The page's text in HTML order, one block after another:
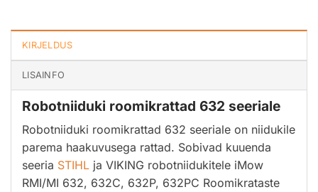
KIRJELDUS
LISAINFO
Robotniiduki roomikrattad 632 seeriale
Robotniiduki roomikrattad 632 seeriale on niidukile
parema haakuvusega rattad. Sobivad kuuenda
seeria STIHL ja VIKING robotniidukitele iMow
RMI/MI 632, 632C, 632P, 632PC Roomikrataste